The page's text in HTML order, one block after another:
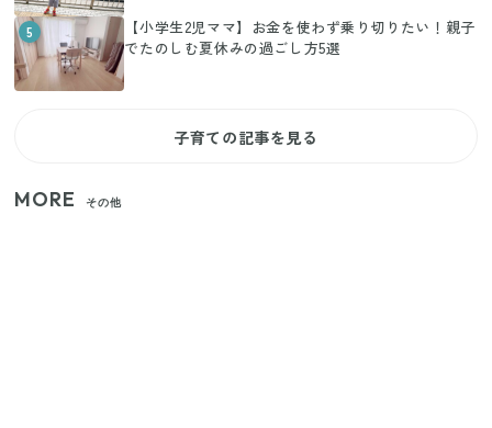
5
【小学生2児ママ】お金を使わず乗り切りたい！親子
でたのしむ夏休みの過ごし方5選
子育ての記事を見る
MORE その他